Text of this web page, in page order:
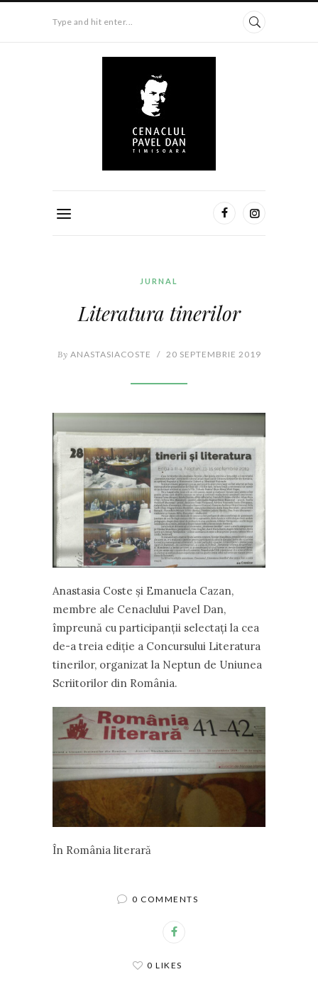
Type and hit enter...
JURNAL
Literatura tinerilor
By ANASTASIACOSTE / 20 SEPTEMBRIE 2019
Anastasia Coste și Emanuela Cazan,
membre ale Cenaclului Pavel Dan,
împreună cu participanții selectați la cea
de-a treia ediție a Concursului Literatura
tinerilor, organizat la Neptun de Uniunea
Scriitorilor din România.
În România literară
0 COMMENTS
0 LIKES